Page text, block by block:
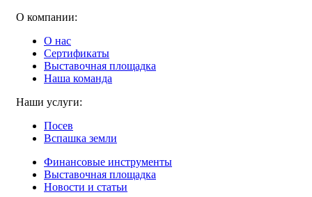
О компании:
О нас
Сертификаты
Выставочная площадка
Наша команда
Наши услуги:
Посев
Вспашка земли
Финансовые инструменты
Выставочная площадка
Новости и статьи